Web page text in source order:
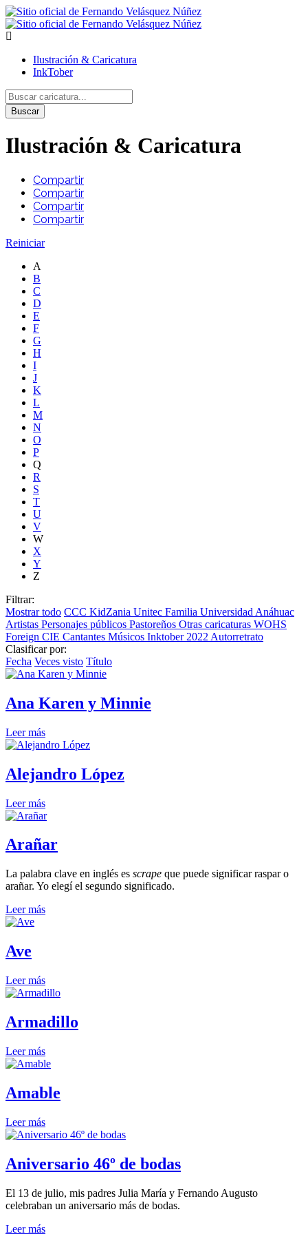
Ilustración & Caricatura
InkTober
Buscar
Ilustración & Caricatura
Compartir
Compartir
Compartir
Compartir
Reiniciar
A
B
C
D
E
F
G
H
I
J
K
L
M
N
O
P
Q
R
S
T
U
V
W
X
Y
Z
Filtrar:
Mostrar todo CCC KidZania Unitec Familia Universidad Anáhuac
Artistas Personajes públicos Pastoreños Otras caricaturas WOHS
Foreign CIE Cantantes Músicos Inktober 2022 Autorretrato
Clasificar por:
Fecha Veces visto Título
Ana Karen y Minnie
Leer más
Alejandro López
Leer más
Arañar
La palabra clave en inglés es scrape que puede significar raspar o
arañar. Yo elegí el segundo significado.
Leer más
Ave
Leer más
Armadillo
Leer más
Amable
Leer más
Aniversario 46º de bodas
El 13 de julio, mis padres Julia María y Fernando Augusto
celebraban un aniversario más de bodas.
Leer más